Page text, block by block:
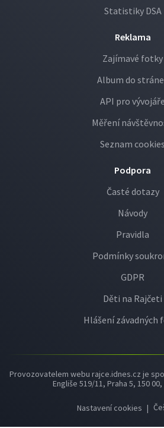
Statistiky DSA
Reklama
Zajímavé fotky
Album do
API pro vývojáře
Měření
Seznam cookies
Podpora
Časté dotazy
Návody
Pravidla
Podmínky
GDPR
Děti na Rajčeti
Hlášení závadných
Provozovatelem webu rajce.idnes.cz je
Engliše 519/11, Praha 5, 150 00,
Nastavení cookies |